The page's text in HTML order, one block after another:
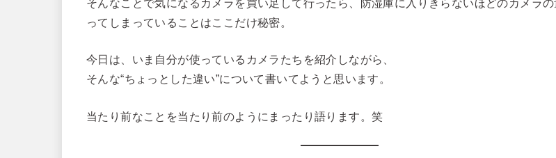
そんなことで気になるカメラを買い足して行ったら、防湿庫に入りきらないほどのカメラの
ってしまっていることはここだけ秘密。
今日は、いま自分が使っているカメラたちを紹介しながら、
そんな“ちょっとした違い”について書いてようと思います。
当たり前なことを当たり前のようにまったり語ります。笑